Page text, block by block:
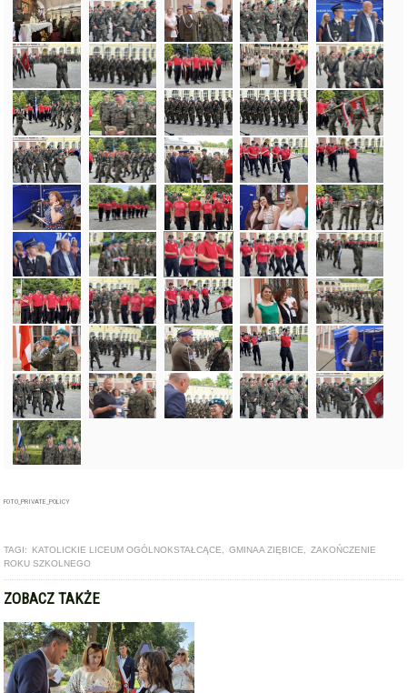
FOTO_PRIVATE_POLICY
TAGI: KATOLICKIE LICEUM OGÓLNOKSTAŁCĄCE, GMINAA ZIĘBICE, ZAKOŃCZENIE
ROKU SZKOLNEGO
ZOBACZ TAKŻE